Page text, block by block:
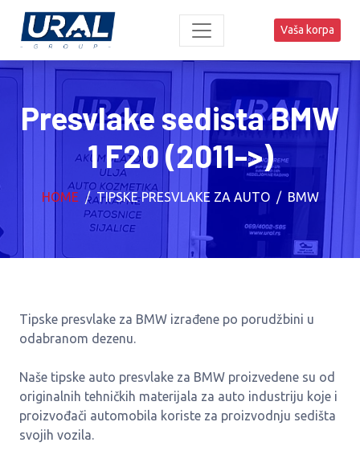
Vaša korpa
Presvlake sedista BMW
1 F20 (2011->)
HOME TIPSKE PRESVLAKE ZA AUTO BMW
Tipske presvlake za BMW izrađene po porudžbini u
odabranom dezenu.
Naše tipske auto presvlake za BMW proizvedene su od
originalnih tehničkih materijala za auto industriju koje i
proizvođači automobila koriste za proizvodnju sedišta
svojih vozila.